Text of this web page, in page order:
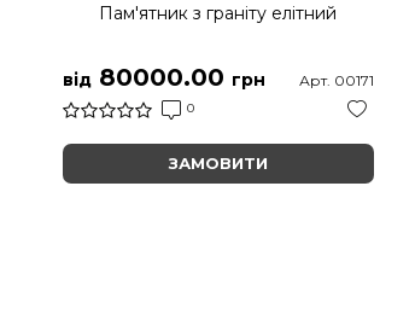
Пам'ятник з граніту елітний
від 80000.00 грн
0
Арт. 00171
ЗАМОВИТИ